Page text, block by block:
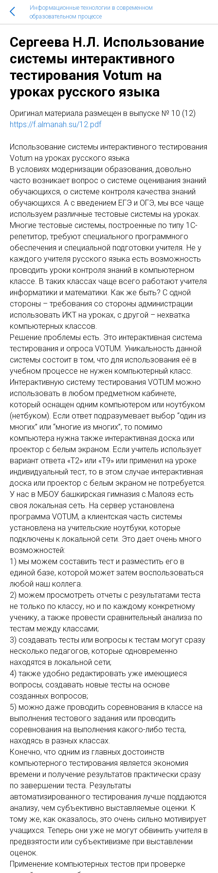
Информационные технологии в современном
образовательном процессе
Сергеева Н.Л. Использование
системы интерактивного
тестирования Votum на
уроках русского языка
Оригинaл материала размещен в выпуске № 10 (12)
https://f.almanah.su/12.pdf
Использование системы интерактивного тестирования
Votum на уроках русского языка
В условиях модернизации образования, довольно
часто возникает вопрос о системе оценивания знаний
обучающихся, о системе контроля качества знаний
обучающихся. А с введением ЕГЭ и ОГЭ, мы все чаще
используем различные тестовые системы на уроках.
Многие тестовые системы, построенные по типу 1С-
репетитор, требуют специального программного
обеспечения и специальной подготовки учителя. Не у
каждого учителя русского языка есть возможность
проводить уроки контроля знаний в компьютерном
классе. В таких классах чаще всего работают учителя
информатики и математики. Как же быть? С одной
стороны – требования со стороны администрации
использовать ИКТ на уроках, с другой – нехватка
компьютерных классов.
Решение проблемы есть. Это интерактивная система
тестирования и опроса VOTUM. Уникальность данной
системы состоит в том, что для использования её в
учебном процессе не нужен компьютерный класс.
Интерактивную систему тестирования VOTUM можно
использовать в любом предметном кабинете,
который оснащен одним компьютером или ноутбуком
(нетбуком). Если ответ подразумевает выбор “один из
многих” или “многие из многих”, то помимо
компьютера нужна также интерактивная доска или
проектор с белым экраном. Если учитель использует
вариант ответа «Т2» или «Т9» или применил на уроке
индивидуальный тест, то в этом случае интерактивная
доска или проектор с белым экраном не потребуется.
У нас в МБОУ башкирская гимназия с.Малояз есть
своя локальная сеть. На сервер установлена
программа VOTUM, а клиентская часть системы
установлена на учительские ноутбуки, которые
подключены к локальной сети. Это дает очень много
возможностей:
1) мы можем составить тест и разместить его в
единой базе, которой может затем воспользоваться
любой наш коллега.
2) можем просмотреть отчеты с результатами теста
не только по классу, но и по каждому конкретному
ученику, а также провести сравнительный анализа по
тестам между классами;
3) создавать тесты или вопросы к тестам могут сразу
несколько педагогов, которые одновременно
находятся в локальной сети;
4) также удобно редактировать уже имеющиеся
вопросы, создавать новые тесты на основе
созданных вопросов;
5) можно даже проводить соревнования в классе на
выполнения тестового задания или проводить
соревнования на выполнения какого-либо теста,
находясь в разных классах.
Конечно, что одним из главных достоинств
компьютерного тестирования является экономия
времени и получение результатов практически сразу
по завершении теста. Результаты
автоматизированного тестирования лучше поддаются
анализу, чем субъективно выставляемые оценки. К
тому же, как оказалось, это очень сильно мотивирует
учащихся. Теперь они уже не могут обвинить учителя в
предвзятости или субъективизме при выставлении
оценок.
Применение компьютерных тестов при проверке